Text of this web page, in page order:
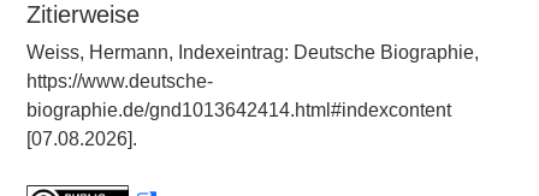
Zitierweise
Weiss, Hermann, Indexeintrag: Deutsche Biographie,
https://www.deutsche-
biographie.de/gnd1013642414.html#indexcontent
[07.08.2026].